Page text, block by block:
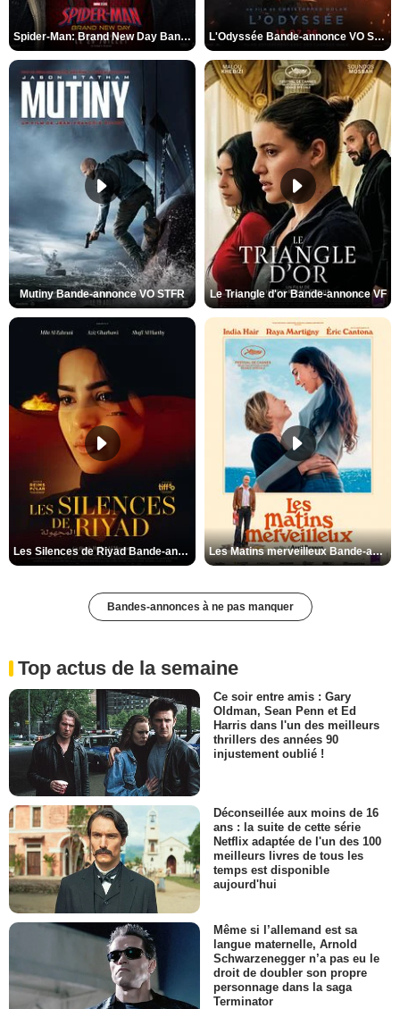
Spider-Man: Brand New Day Bande-annonce VO STFR L'Odyssée Bande-annonce VO STFR
Mutiny Bande-annonce VO STFR Le Triangle d'or Bande-annonce VF
Les Silences de Riyad Bande-annonce VO STFR Les Matins merveilleux Bande-annonce VF
Bandes-annonces à ne pas manquer
Top actus de la semaine
Ce soir entre amis : Gary
Oldman, Sean Penn et Ed
Harris dans l'un des meilleurs
thrillers des années 90
injustement oublié !
Déconseillée aux moins de 16
ans : la suite de cette série
Netflix adaptée de l'un des 100
meilleurs livres de tous les
temps est disponible
aujourd'hui
Même si l’allemand est sa
langue maternelle, Arnold
Schwarzenegger n’a pas eu le
droit de doubler son propre
personnage dans la saga
Terminator